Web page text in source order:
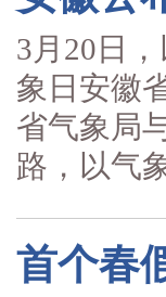
3月20日
象日安徽
省气象局
路，以气
首个春